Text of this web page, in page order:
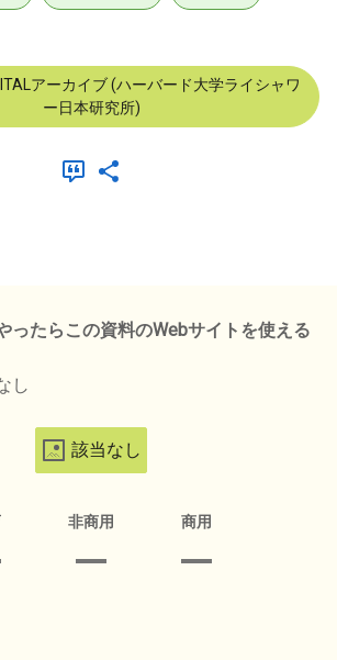
アーカイブ (ハーバード大学ライシャワ
ー日本研究所)
ったらこの資料のWebサイトを使える
し
該当なし
非商用 商用